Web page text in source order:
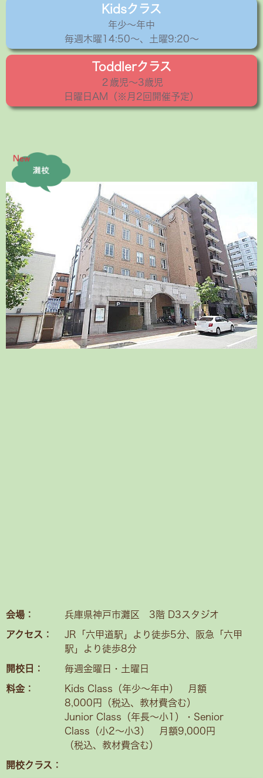
Kidsクラス
年少〜年中
毎週木曜14:50〜、土曜9:20～
Toddlerクラス
２歳児〜3歳児
日曜日AM（※月2回開催予定）
会場： 兵庫県神戸市灘区 3階 D3スタジオ
アクセス：
JR「六甲道駅」より徒歩5分、阪急「六甲
駅」より徒歩8分
開校日： 毎週金曜日・土曜日
料金：
Kids Class（年少〜年中） 月額
8,000円（税込、教材費含む）
Junior Class（年長～小1）・Senior
Class（小2〜小3） 月額9,000円
（税込、教材費含む）
開校クラス：